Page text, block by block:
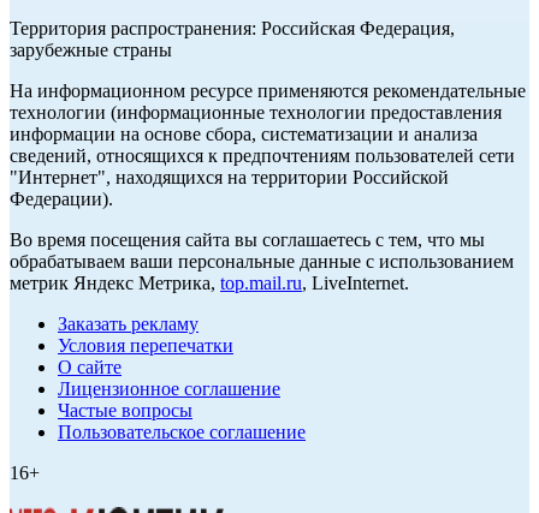
Территория распространения: Российская Федерация,
зарубежные страны
На информационном ресурсе применяются рекомендательные
технологии (информационные технологии предоставления
информации на основе сбора, систематизации и анализа
сведений, относящихся к предпочтениям пользователей сети
"Интернет", находящихся на территории Российской
Федерации).
Во время посещения сайта вы соглашаетесь с тем, что мы
обрабатываем ваши персональные данные с использованием
метрик Яндекс Метрика, top.mail.ru, LiveInternet.
Заказать рекламу
Условия перепечатки
О сайте
Лицензионное соглашение
Частые вопросы
Пользовательское соглашение
16+